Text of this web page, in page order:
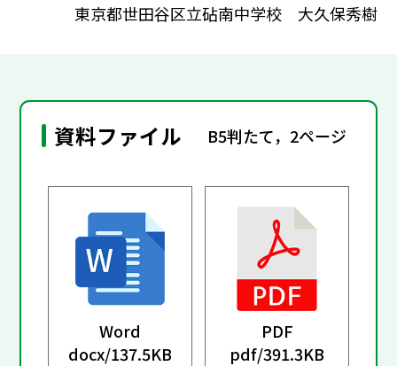
東京都世田谷区立砧南中学校 大久保秀樹
資料ファイル B5判たて，2ページ
Word
docx/137.5KB
PDF
pdf/391.3KB